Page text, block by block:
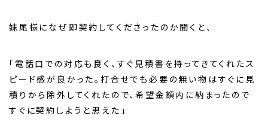
妹尾様になぜ即契約してくださったのか聞くと、
「電話口での対応も良く、すぐ見積書を持ってきてくれたス
ピード感が良かった。打合せでも必要の無い物はすぐに見
積りから除外してくれたので、希望金額内に納まったので
すぐに契約しようと思えた」